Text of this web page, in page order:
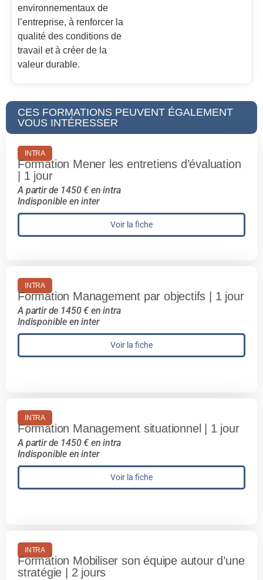
environnementaux de
l’entreprise, à renforcer la
qualité des conditions de
travail et à créer de la
valeur durable.
CES FORMATIONS PEUVENT ÉGALEMENT
VOUS INTÉRESSER
INTRA
Formation Mener les entretiens d’évaluation
| 1 jour
A partir de 1450 € en intra
Indisponible en inter
Voir la fiche
INTRA
Formation Management par objectifs | 1 jour
A partir de 1450 € en intra
Indisponible en inter
Voir la fiche
INTRA
Formation Management situationnel | 1 jour
A partir de 1450 € en intra
Indisponible en inter
Voir la fiche
INTRA
Formation Mobiliser son équipe autour d’une
stratégie | 2 jours